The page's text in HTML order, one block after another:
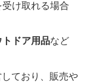
受け取れる場合
ドア用品など
しており、販売や